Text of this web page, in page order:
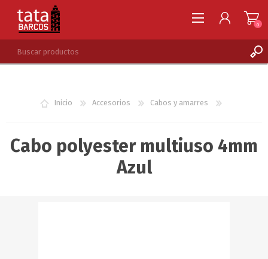
LISTA DE DESEOS
0
Inicio Accesorios Cabos y amarres
Cabo polyester multiuso 4mm
Azul